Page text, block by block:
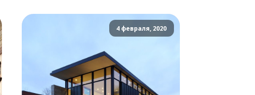
4 февраля, 2020